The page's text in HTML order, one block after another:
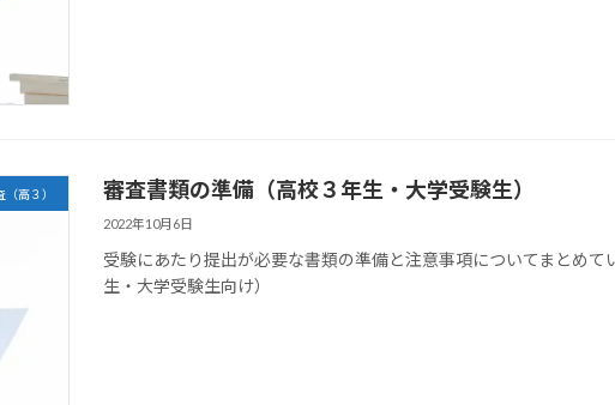
高３） 審査書類の準備（高校３年生・大学受験生）
2022年10月6日
受験にあたり提出が必要な書類の準備と注意事項についてまとめ
生・大学受験生向け）